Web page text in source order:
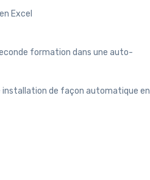
Excel
formation dans une auto-
installation de façon automatique en